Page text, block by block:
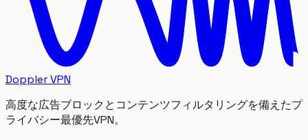
Doppler VPN
高度な広告ブロックとコンテンツフィルタリングを備えたプ
ライバシー最優先VPN。